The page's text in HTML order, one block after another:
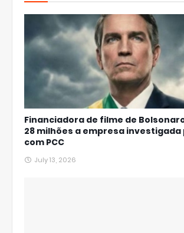
Financiadora de filme de
28 milhões a empresa investigada
com PCC
July 13, 2026